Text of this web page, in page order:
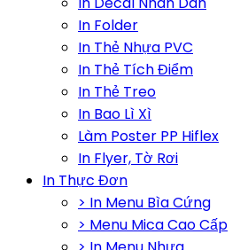
In Folder
In Thẻ Nhựa PVC
In Thẻ Tích Điểm
In Thẻ Treo
In Bao Lì Xì
Làm Poster PP Hiflex
In Flyer, Tờ Rơi
In Thực Đơn
> In Menu Bìa Cứng
> Menu Mica Cao Cấp